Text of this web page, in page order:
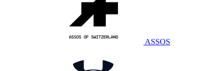
ASSOS